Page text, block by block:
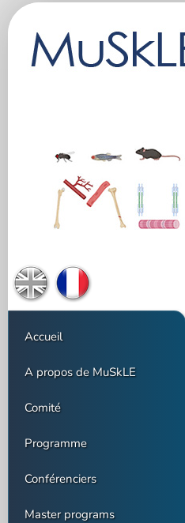
Accueil
A propos de MuSkLE
Comité
Programme
Conférenciers
Master programs